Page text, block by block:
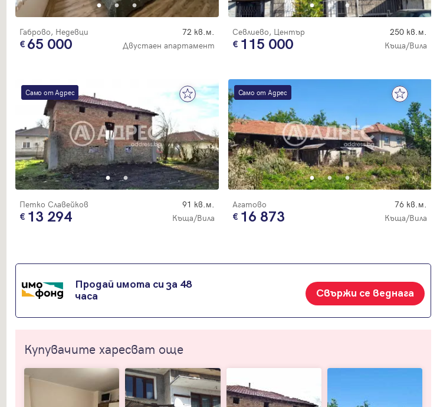
Габрово, Недевци 72 кв.м.
65 000 Двустаен апартамент
Севлиево, Център 250 кв.м.
115 000 Къща/Вила
Само от Адрес
Петко Славейков 91 кв.м.
13 294 Къща/Вила
Само от Адрес
Агатово 76 кв.м.
16 873 Къща/Вила
Продай имота си за 48
часа
Свържи се веднага
Купувачите харесват още